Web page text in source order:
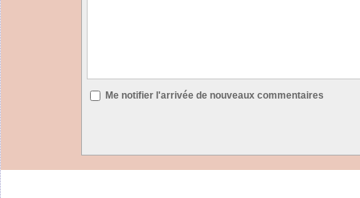
Me notifier l'arrivée de nouveaux commentaires